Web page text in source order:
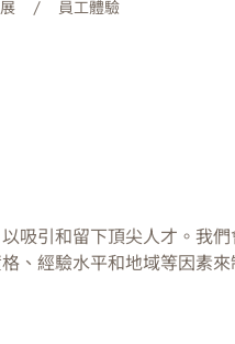
員工體驗
吸引和留下頂尖人才。我
、經驗水平和地域等因素